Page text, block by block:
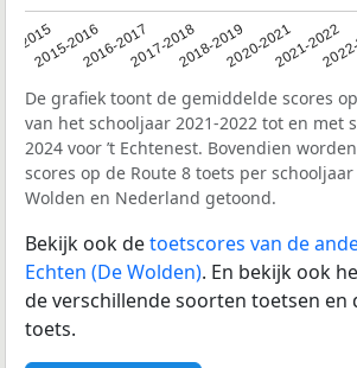
2015
2015-20162016-20172017-20182018-20192020-20212021-2022
De grafiek toont de gemiddelde scores
van het schooljaar 2021-2022 tot en met
2024 voor ’t Echtenest. Bovendien
scores op de Route 8 toets per
Wolden en Nederland getoond.
Bekijk ook detoetscores van de
Echten (De Wolden). En bekijk ook
de verschillende soorten toetsen en
toets.